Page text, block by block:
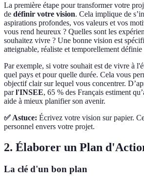
La première étape pour transformer votre
de définir votre vision. Cela implique de
aspirations profondes, vos valeurs et vos
vous rend heureux ? Quelles sont les
souhaitez vivre ? Une bonne vision est
atteignable, réaliste et temporellement
Par exemple, si votre souhait est de vivre à
quel pays et pour quelle durée. Cela vous
objectif clair sur lequel vous concentrer.
parl'INSEE, 65 % des Français estiment
aide à mieux planifier son avenir.
✅ Astuce: Écrivez votre vision sur papier.
personnel envers votre projet.
2. Élaborer un Plan
La clé d'un bon plan